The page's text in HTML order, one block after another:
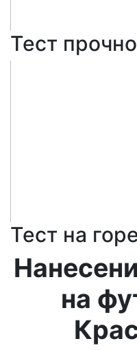
Тест
Тест на
на